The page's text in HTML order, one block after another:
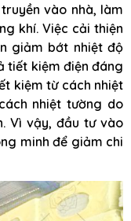
vào nhà, làm
khí. Việc cải thiện
giảm bớt nhiệt độ
tiết kiệm điện đáng
kiệm từ cách nhiệt
nhiệt tường do
Vì vậy, đầu tư vào
minh để giảm chi